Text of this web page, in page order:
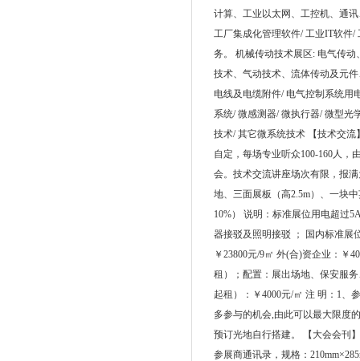
计算、工业以太网、工控机、通
工厂集成化管理软件/ 工业IT软件/
务。 机械传动技术展区: 电气传
技术、气动技术、流体传动及元
电线及电缆附件/ 电气控制系统用
系统/ 微感测器/ 微执行器/ 微型光
技术/ 其它微系统技术 【技术交
自定，每场专业听众100-160人，
会。技术交流讲座场次有限，报
地、三面展板（高2.5m）、一块
10%） 说明：标准展位用电超过
器接驳及照明接驳 ； 国内标准展
￥23800元/9㎡ 外(合)资企业：￥
租）；配置：展出场地、保安服
起租）：￥4000元/㎡ 注 明：1、
多参与的机会,由此可以最大限度
预订光地自行搭建。 【大会会刊
参展商通讯录，规格：